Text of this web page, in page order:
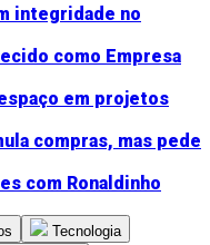
integridade no
como Empresa
em projetos
compras, mas pede
com Ronaldinho
Tecnologia